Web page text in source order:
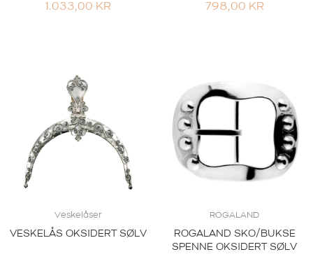
1.033,00 KR 798,00 KR
Veskelåser
VESKELÅS OKSIDERT SØLV
ROGALAND
ROGALAND SKO/BUKSE
SPENNE OKSIDERT SØLV